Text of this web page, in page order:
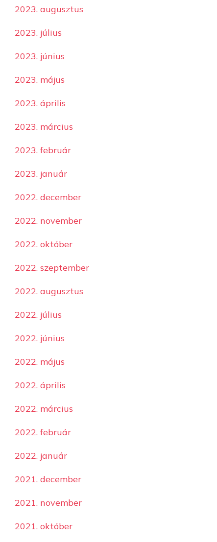
2023. augusztus
2023. július
2023. június
2023. május
2023. április
2023. március
2023. február
2023. január
2022. december
2022. november
2022. október
2022. szeptember
2022. augusztus
2022. július
2022. június
2022. május
2022. április
2022. március
2022. február
2022. január
2021. december
2021. november
2021. október